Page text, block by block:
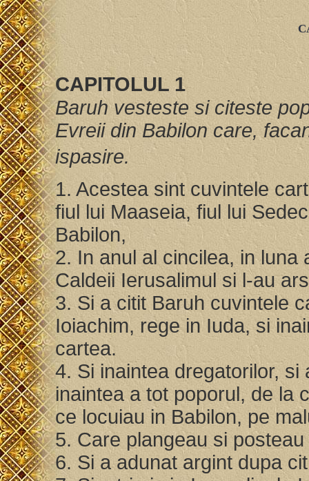
CAPITOLUL 1
Baruh vesteste si citeste
Evreii din Babilon care,
ispasire.
1. Acestea sint cuvintele
fiul lui Maaseia, fiul lui
Babilon,
2. In anul al cincilea, in luna
Caldeii Ierusalimul si l-au
3. Si a citit Baruh cuvintele
Ioiachim, rege in Iuda, si
cartea.
4. Si inaintea dregatorilor,
inaintea a tot poporul, de la
ce locuiau in Babilon, pe
5. Care plangeau si
6. Si a adunat argint dupa